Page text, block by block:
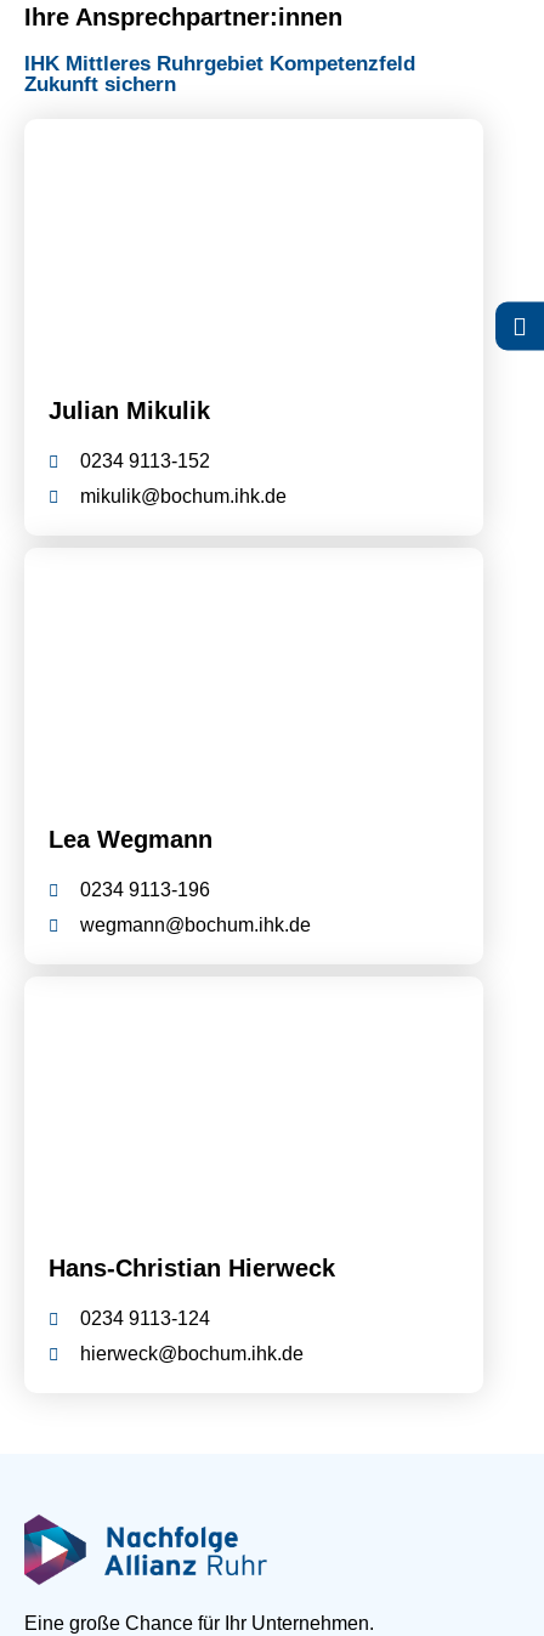
Ihre Ansprechpartner:innen
IHK Mittleres Ruhrgebiet Kompetenzfeld
Zukunft sichern
Julian Mikulik
0234 9113-152
mikulik@bochum.ihk.de
Lea Wegmann
0234 9113-196
wegmann@bochum.ihk.de
Hans-Christian Hierweck
0234 9113-124
hierweck@bochum.ihk.de
Eine große Chance für Ihr Unternehmen.